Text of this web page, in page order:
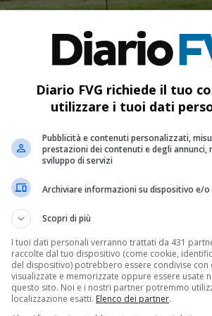
Diario FVG come
Fonte preferita su Google
a una comitiva di dieci persone
sotto la cresta del monte
Diario FVG richiede il tuo
utilizzare i tuoi dati
Pubblicità e contenuti personalizzati,
prestazioni dei contenuti e degli annunci,
sviluppo di servizi
Archiviare informazioni su dispositivo e/o
Scopri di più
I tuoi dati personali verranno trattati da 431
raccolte dal tuo dispositivo (come cookie,
del dispositivo) potrebbero essere condivise con
visualizzate e memorizzate oppure essere usate
questo sito. Noi e i nostri partner potremmo
localizzazione esatti. Elenco dei partner.